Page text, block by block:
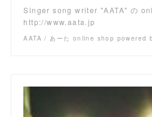
Singer song writer "AATA" の
http://www.aata.jp
AATA / あーた online shop powered